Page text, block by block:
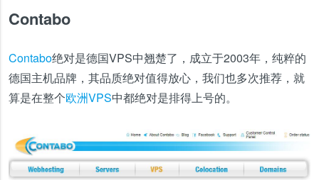
Contabo
Contabo绝对是德国VPS中翘楚了，成立于2003年，纯粹的
德国主机品牌，其品质绝对值得放心，我们也多次推荐，就
算是在整个欧洲VPS中都绝对是排得上号的。